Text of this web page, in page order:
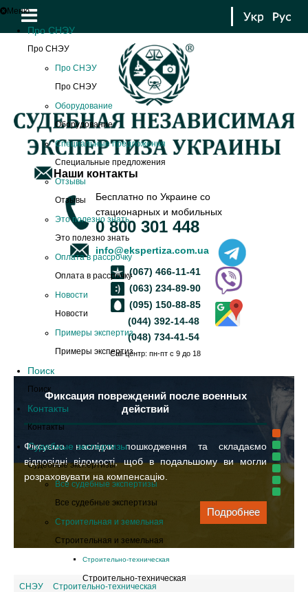
Меню
Про СНЭУ
Про СНЭУ
Про СНЭУ
Про СНЭУ
Оборудование
Оборудование
Специальные предложения
Специальные предложения
Отзывы
Отзывы
Это полезно знать
Это полезно знать
Оплата в рассрочку
Оплата в рассрочку
Новости
Новости
Примеры экспертиз
Примеры экспертиз
Поиск
Поиск
Контакты
Контакты
Судебные экспертизы
Судебные экспертизы
Все судебные экспертизы
Все судебные экспертизы
Строительная и земельная
Строительная и земельная
Cтроительно-техническая
Cтроительно-техническая
Наши контакты
Бесплатно по Украине со
стационарных и мобильных
0 800 301 448
info@ekspertiza.com.ua
(067) 466-11-41
(063) 234-89-90
(095) 150-88-85
(044) 392-14-48
(048) 734-41-54
Call-центр: пн-пт с 9 до 18
Фиксация повреждений после военных
действий
Фіксуємо наслідки пошкодження та складаємо
відповідні відомості, щоб в подальшому ви могли
розраховувати на компенсацію.
Подробнее
СНЭУ
Cтроительно-техническая